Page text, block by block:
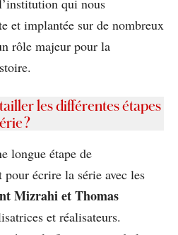
et implantée sur de nombreux
rôle majeur pour la
les différentes étapes
?
longue étape de
écrire la série avec les
Mizrahi et Thomas
et réalisateurs.